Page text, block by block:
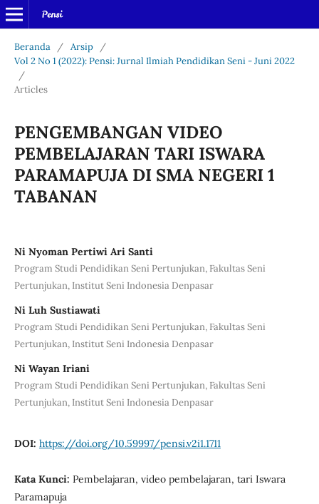
Beranda / Arsip
/
Vol 2 No 1 (2022): Pensi: Jurnal Ilmiah Pendidikan Seni - Juni 2022
/
Articles
PENGEMBANGAN VIDEO
PEMBELAJARAN TARI ISWARA
PARAMAPUJA DI SMA NEGERI 1
TABANAN
Ni Nyoman Pertiwi Ari Santi
Program Studi Pendidikan Seni Pertunjukan, Fakultas Seni
Pertunjukan, Institut Seni Indonesia Denpasar
Ni Luh Sustiawati
Program Studi Pendidikan Seni Pertunjukan, Fakultas Seni
Pertunjukan, Institut Seni Indonesia Denpasar
Ni Wayan Iriani
Program Studi Pendidikan Seni Pertunjukan, Fakultas Seni
Pertunjukan, Institut Seni Indonesia Denpasar
DOI: https://doi.org/10.59997/pensi.v2i1.1711
Kata Kunci: Pembelajaran, video pembelajaran, tari Iswara
Paramapuja